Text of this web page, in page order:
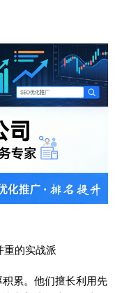
重的实战派
累。他们擅长利用先